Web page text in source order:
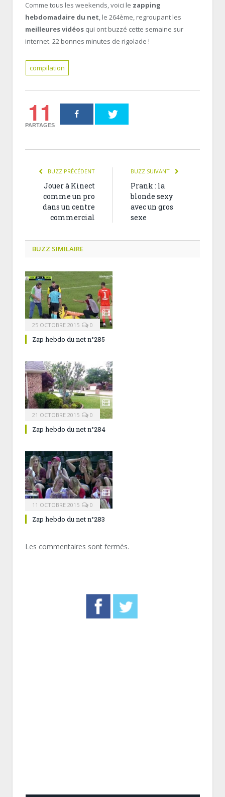
Comme tous les weekends, voici le zapping
hebdomadaire du net, le 264ème, regroupant les
meilleures vidéos qui ont buzzé cette semaine sur
internet. 22 bonnes minutes de rigolade !
compilation
11
PARTAGES
BUZZ PRÉCÉDENT
Jouer à Kinect
comme un pro
dans un centre
commercial
BUZZ SUIVANT
Prank : la
blonde sexy
avec un gros
sexe
BUZZ SIMILAIRE
25 OCTOBRE 2015 0
Zap hebdo du net n°285
21 OCTOBRE 2015 0
Zap hebdo du net n°284
11 OCTOBRE 2015 0
Zap hebdo du net n°283
Les commentaires sont fermés.